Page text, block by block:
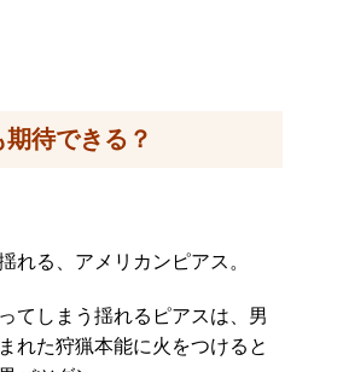
待できる？
れる、アメリカンピアス。
てしまう揺れるピアスは、男
れた狩猟本能に火をつけると